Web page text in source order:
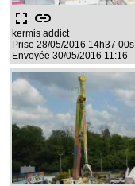
fullscreen link
kermis addict
Prise 28/05/2016 14h37 00s
Envoyée 30/05/2016 11:16